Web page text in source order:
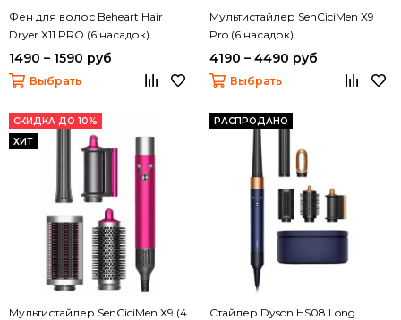
Фен для волос Beheart Hair
Dryer X11 PRO (6 насадок)
1490 – 1590 руб
Выбрать
Мультистайлер SenCiciMen X9
Pro (6 насадок)
4190 – 4490 руб
Выбрать
СКИДКА ДО 10%
ХИТ
Мультистайлер SenCiciMen X9 (4
РАСПРОДАНО
Стайлер Dyson HS08 Long